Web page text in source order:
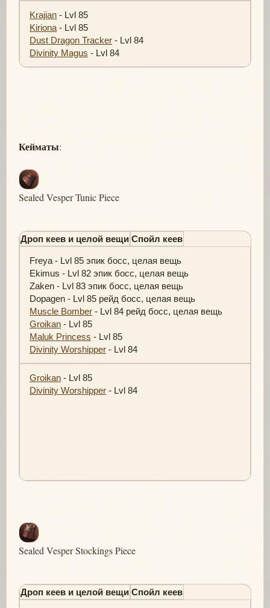
Krajian - Lvl 85
Kiriona - Lvl 85
Dust Dragon Tracker - Lvl 84
Divinity Magus - Lvl 84
Кейматы:
Sealed Vesper Tunic Piece
Дроп кеев и целой вещи Спойл кеев
Freya - Lvl 85 эпик босс, целая вещь
Ekimus - Lvl 82 эпик босс, целая вещь
Zaken - Lvl 83 эпик босс, целая вещь
Dopagen - Lvl 85 рейд босс, целая вещь
Muscle Bomber - Lvl 84 рейд босс, целая вещь
Groikan - Lvl 85
Maluk Princess - Lvl 85
Divinity Worshipper - Lvl 84
Groikan - Lvl 85
Divinity Worshipper - Lvl 84
Sealed Vesper Stockings Piece
Дроп кеев и целой вещи Спойл кеев